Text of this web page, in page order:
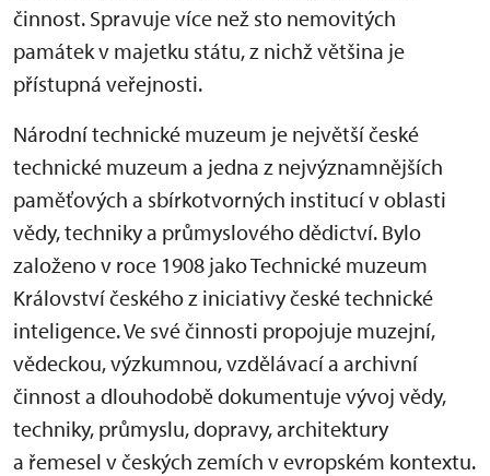
činnost. Spravuje více než sto nemovitých
památek v majetku státu, z nichž většina je
přístupná veřejnosti.
Národní technické muzeum je největší české
technické muzeum a jedna z nejvýznamnějších
paměťových a sbírkotvorných institucí v oblasti
vědy, techniky a průmyslového dědictví. Bylo
založeno v roce 1908 jako Technické muzeum
Království českého z iniciativy české technické
inteligence. Ve své činnosti propojuje muzejní,
vědeckou, výzkumnou, vzdělávací a archivní
činnost a dlouhodobě dokumentuje vývoj vědy,
techniky, průmyslu, dopravy, architektury
a řemesel v českých zemích v evropském kontextu.